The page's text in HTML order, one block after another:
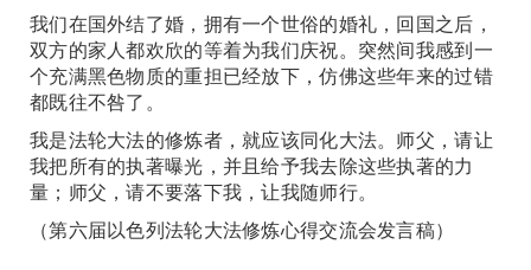
我们在国外结了婚，拥有一个世俗的婚礼，回国之后，
双方的家人都欢欣的等着为我们庆祝。突然间我感到一
个充满黑色物质的重担已经放下，仿佛这些年来的过错
都既往不咎了。
我是法轮大法的修炼者，就应该同化大法。师父，请让
我把所有的执著曝光，并且给予我去除这些执著的力
量；师父，请不要落下我，让我随师行。
（第六届以色列法轮大法修炼心得交流会发言稿）